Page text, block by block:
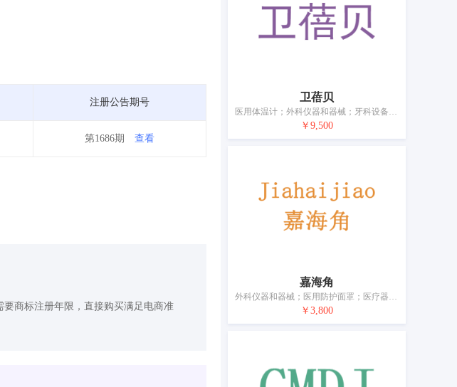
注册公告期号
第1686期 查看
要商标注册年限，直接购买满足电商准
卫蓓贝
医用体温计；外科仪器和器械；牙科设备和仪器；理疗设备；助听器；口罩；奶瓶；避孕套；植发用毛发；缝合材料
￥9,500
嘉海角
外科仪器和器械；医用防护面罩；医疗器械和仪器；牙科设备和仪器；医用X光产生装置和设备；奶瓶；避孕套；假肢；矫形用物品；缝合材料
￥3,800